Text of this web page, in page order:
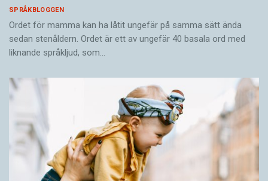
SPRÅKBLOGGEN
Ordet för mamma kan ha låtit ungefär på samma sätt ända
sedan stenåldern. Ordet är ett av ungefär 40 basala ord med
liknande språkljud, som…